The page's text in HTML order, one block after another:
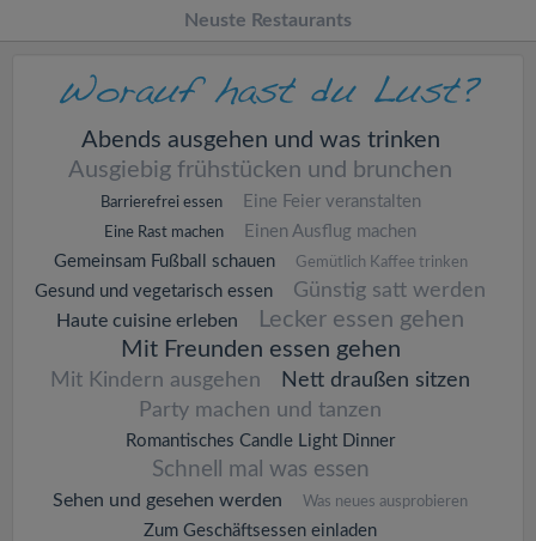
Neuste Restaurants
Abends ausgehen und was trinken
Ausgiebig frühstücken und brunchen
Barrierefrei essen Eine Feier veranstalten
Eine Rast machen
Einen Ausflug machen
Gemeinsam Fußball schauen
Gemütlich Kaffee trinken
Gesund und vegetarisch essen Günstig satt werden
Haute cuisine erleben
Lecker essen gehen
Mit Freunden essen gehen
Mit Kindern ausgehen
Nett draußen sitzen
Party machen und tanzen
Romantisches Candle Light Dinner
Schnell mal was essen
Sehen und gesehen werden Was neues ausprobieren
Zum Geschäftsessen einladen